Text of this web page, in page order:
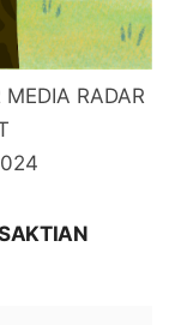
RADAR